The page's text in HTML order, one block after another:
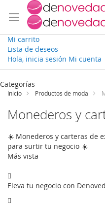
Mi carrito
Lista de deseos
Hola, inicia sesión Mi cuenta
Ir
contenido
Categorías
Inicio Productos de moda
Monederos y
☀️ Monederos y carteras de
para surtir tu negocio ☀️
Más vista
Eleva tu negocio con